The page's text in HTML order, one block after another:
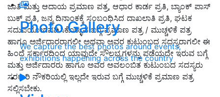
Photo Gallery
We capture the best photos around events,
exhibitions happening across the country
ಜಾತಿ ಮತ್ತು ಆದಾಯ ಪ್ರಮಾಣ ಪತ್ರ, ಆಧಾರ ಕಾರ್ಡ ಪ್ರತಿ, ಬ್ಯಾಂಕ್ ಪಾಸ್
ಬುಕ್ ಪ್ರತಿ, ಜನ್ಮ ದಿನಾಂಕಕ್ಕೆ ಸಂಬಂಧಿಸಿದ ದಾಖಲಾತಿ ಪ್ರತಿ, ಘಟಕ
ಸದುಪಯೋಗಪಡಿಸಿಕೊಳ್ಳುವ ಬಗ್ಗೆ ಪ್ರಮಾಣ ಪತ್ರ / ಮುಚ್ಚಳಿಕೆ ಪತ್ರ
ಹಾಗೂ ಅರ್ಜಿದಾರರಾಗಲೀ ಅಥವಾ ಅವರ ಕುಟುಂಬದ ಸದಸ್ಯರಾಗಲೀ ಈ
ಹಿಂದೆ ಸರ್ಕಾರದಿಂದ ಯಾವುದೇ ಸೌಲಭ್ಯಗಳನ್ನು ಪಡೆಯದೇ ಇರುವ ಬಗ್ಗೆ
ಮತ್ತು ಅರ್ಜಿದಾರರು ಹಾಗೂ ಅವರ ಅವಲಂಬಿತ ಕುಟುಂಬದ ಸದಸ್ಯರು
ಸರಕಾರಿ ನೌಕರಿಯಲ್ಲಿ ಇಲ್ಲದೇ ಇರುವ ಬಗ್ಗೆ ಮುಚ್ಚಳಿಕೆ ಪ್ರಮಾಣ ಪತ್ರ
ಸಲ್ಲಿಸಬೇಕು.